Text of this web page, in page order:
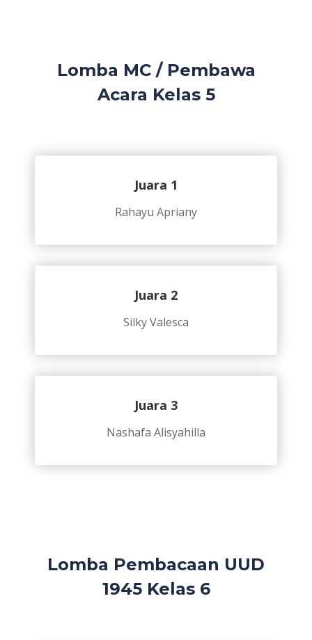
Lomba MC / Pembawa
Acara Kelas 5
Juara 1
Rahayu Apriany
Juara 2
Silky Valesca
Juara 3
Nashafa Alisyahilla
Lomba Pembacaan UUD
1945 Kelas 6